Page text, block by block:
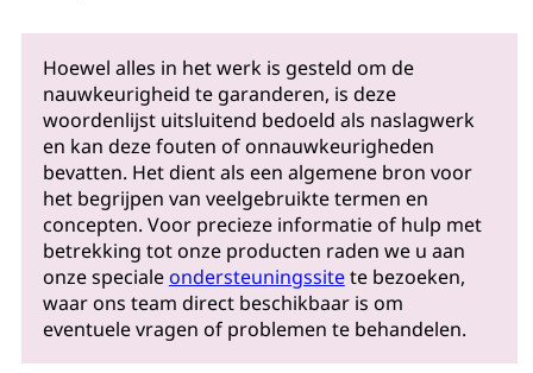
Hoewel alles in het werk is gesteld om de
nauwkeurigheid te garanderen, is deze
woordenlijst uitsluitend bedoeld als naslagwerk
en kan deze fouten of onnauwkeurigheden
bevatten. Het dient als een algemene bron voor
het begrijpen van veelgebruikte termen en
concepten. Voor precieze informatie of hulp met
betrekking tot onze producten raden we u aan
onze specialeondersteuningssitete bezoeken,
waar ons team direct beschikbaar is om
eventuele vragen of problemen te behandelen.